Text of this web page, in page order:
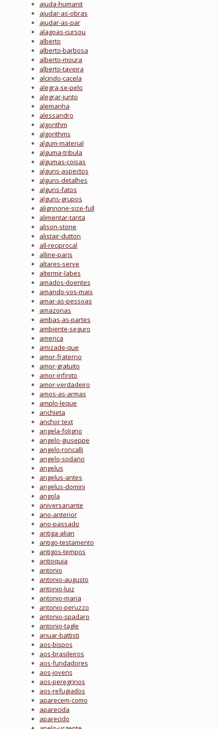
ajuda-humanit
ajudar-as-obras
ajudar-as-par
alagoas-cursou
alberto
alberto-barbosa
alberto-moura
alberto-taveira
alcindo-cacela
alegra-se-pelo
alegrar-junto
alemanha
alessandro
algorithm
algorithms
algum-material
alguma-tribula
algumas-coisas
alguns-aspectos
alguns-detalhes
alguns-fatos
alguns-grupos
alignnone-size-full
alimentar-tanta
alison-stone
alistair-dutton
all-reciprocal
alline-paris
altares-serve
altermir-labes
amados-doentes
amando-vos-mais
amar-as-pessoas
amazonas
ambas-as-partes
ambiente-seguro
america
amizade-que
amor-fraterno
amor-gratuito
amor-infinito
amor-verdadeiro
amos-as-armas
amplo-leque
anchieta
anchor text
angela-foligno
angelo-giuseppe
angelo-roncalli
angelo-sodano
angelus
angelus-antes
angelus-domini
angola
aniversariante
ano-anterior
ano-passado
antiga-alian
antigo-testamento
antigos-tempos
antioquia
antonio
antonio-augusto
antonio-luiz
antonio-maria
antonio-peruzzo
antonio-spadaro
antonio-tagle
anuar-battisti
aos-bispos
aos-brasileiros
aos-fundadores
aos-jovens
aos-peregrinos
aos-refugiados
aparecem-como
aparecida
aparecido